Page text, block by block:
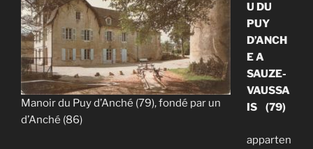
Manoir du Puy d’Anché (79), fondé par un
d’Anché (86)
U DU
PUY
D’ANCH
E A
SAUZE-
VAUSSA
IS (79)
apparten